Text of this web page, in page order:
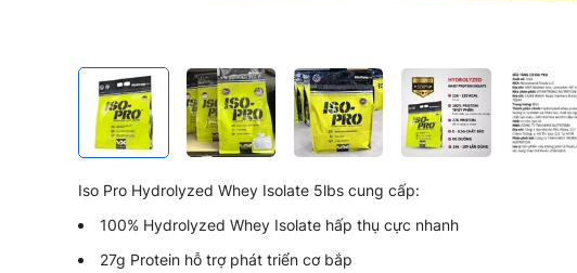
Iso Pro Hydrolyzed Whey Isolate 5lbs cung cấp:
100% Hydrolyzed Whey Isolate hấp thụ cực nhanh
27g Protein hỗ trợ phát triển cơ bắp